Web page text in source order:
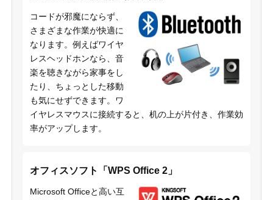
コードが邪魔にならず、
さまざまな作業が快適に
なります。例えばワイヤ
レスヘッドホンなら、音
楽を聴きながら家事をし
たり、ちょっとした移動
も気にせずできます。ワ
イヤレスマウスに接続すると、机の上が片付き、作業効
率がアップします。
オフィスソフト「WPS Office 2」
Microsoft Officeと高い互